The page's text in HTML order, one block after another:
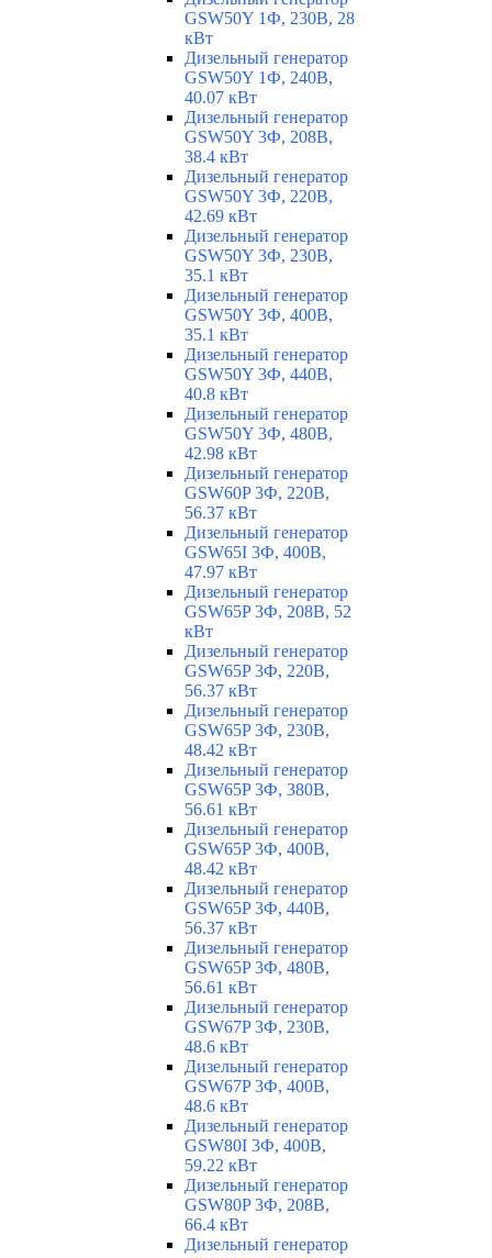
GSW50Y 1Ф, 230В, 28
кВт
Дизельный генератор
GSW50Y 1Ф, 240В,
40.07 кВт
Дизельный генератор
GSW50Y 3Ф, 208В,
38.4 кВт
Дизельный генератор
GSW50Y 3Ф, 220В,
42.69 кВт
Дизельный генератор
GSW50Y 3Ф, 230В,
35.1 кВт
Дизельный генератор
GSW50Y 3Ф, 400В,
35.1 кВт
Дизельный генератор
GSW50Y 3Ф, 440В,
40.8 кВт
Дизельный генератор
GSW50Y 3Ф, 480В,
42.98 кВт
Дизельный генератор
GSW60P 3Ф, 220В,
56.37 кВт
Дизельный генератор
GSW65I 3Ф, 400В,
47.97 кВт
Дизельный генератор
GSW65P 3Ф, 208В, 52
кВт
Дизельный генератор
GSW65P 3Ф, 220В,
56.37 кВт
Дизельный генератор
GSW65P 3Ф, 230В,
48.42 кВт
Дизельный генератор
GSW65P 3Ф, 380В,
56.61 кВт
Дизельный генератор
GSW65P 3Ф, 400В,
48.42 кВт
Дизельный генератор
GSW65P 3Ф, 440В,
56.37 кВт
Дизельный генератор
GSW65P 3Ф, 480В,
56.61 кВт
Дизельный генератор
GSW67P 3Ф, 230В,
48.6 кВт
Дизельный генератор
GSW67P 3Ф, 400В,
48.6 кВт
Дизельный генератор
GSW80I 3Ф, 400В,
59.22 кВт
Дизельный генератор
GSW80P 3Ф, 208В,
66.4 кВт
Дизельный генератор